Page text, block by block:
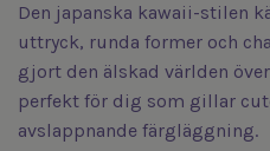
Den japanska kawaii-stilen
uttryck, runda former och
gjort den älskad världen
perfekt för dig som gillar
avslappnande färgläggning.